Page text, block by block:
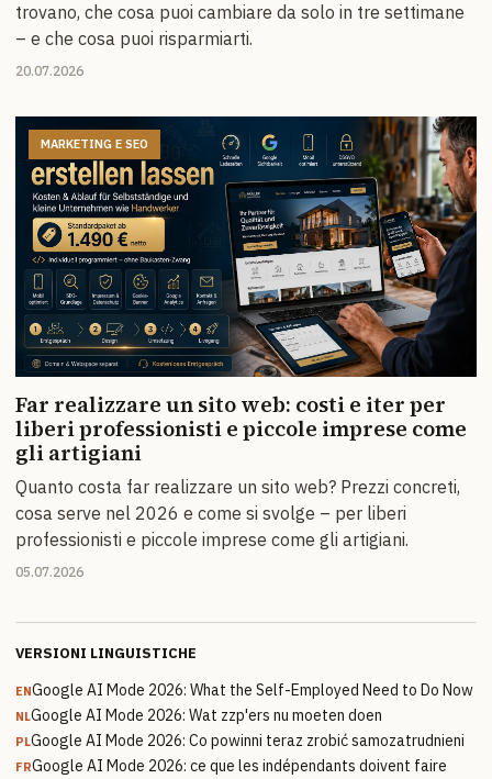
trovano, che cosa puoi cambiare da solo in tre settimane
– e che cosa puoi risparmiarti.
20.07.2026
MARKETING E SEO
Far realizzare un sito web: costi e iter per
liberi professionisti e piccole imprese come
gli artigiani
Quanto costa far realizzare un sito web? Prezzi concreti,
cosa serve nel 2026 e come si svolge – per liberi
professionisti e piccole imprese come gli artigiani.
05.07.2026
VERSIONI LINGUISTICHE
ENGoogle AI Mode 2026: What the Self-Employed Need to Do Now
NLGoogle AI Mode 2026: Wat zzp'ers nu moeten doen
PLGoogle AI Mode 2026: Co powinni teraz zrobić samozatrudnieni
FRGoogle AI Mode 2026: ce que les indépendants doivent faire